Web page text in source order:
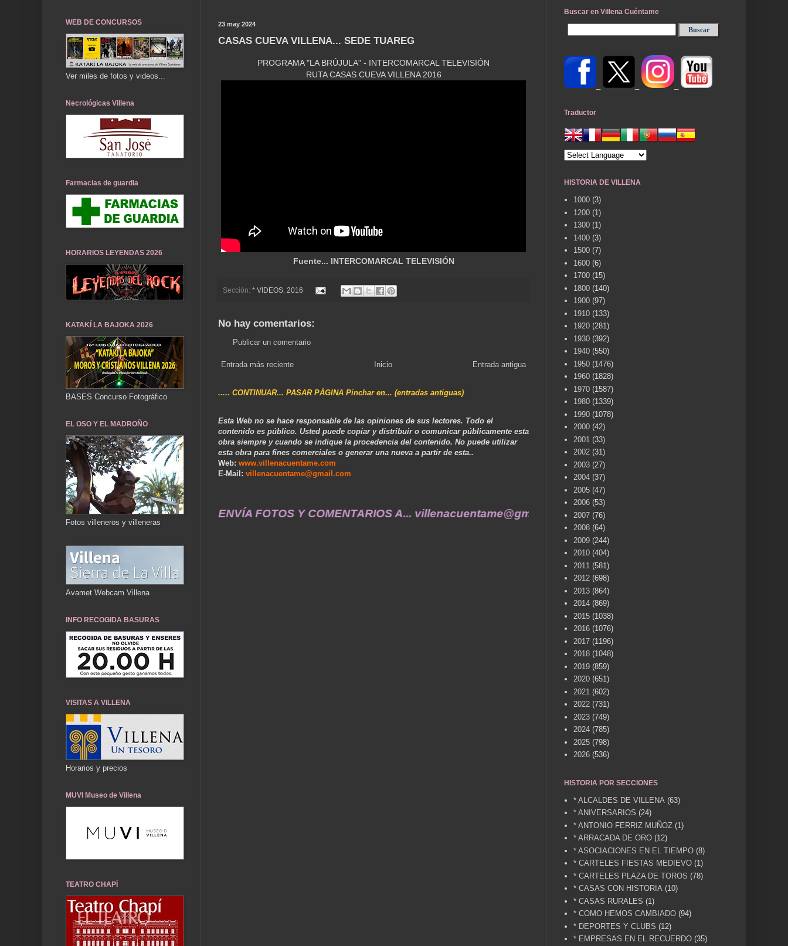
23 may 2024
CASAS CUEVA VILLENA... SEDE TUAREG
PROGRAMA "LA BRÚJULA" - INTERCOMARCAL TELEVISIÓN
RUTA CASAS CUEVA VILLENA 2016
Fuente... INTERCOMARCAL TELEVISIÓN
Sección: * VIDEOS 2016
No hay comentarios:
Publicar un comentario
Entrada más reciente Entrada antigua
Inicio
..... CONTINUAR... PASAR PÁGINA Pinchar en... (entradas antiguas)
Esta Web no se hace responsable de las opiniones de sus lectores. Todo el
contenido es público. Usted puede copiar y distribuir o comunicar públicamente esta
obra siempre y cuando se indique la procedencia del contenido. No puede utilizar
esta obra para fines comerciales o generar una nueva a partir de esta..
Web: www.villenacuentame.com
E-Mail: villenacuentame@gmail.com
DE NUESTRA CIUDAD... ENVÍA FOTOS Y COMENTARIOS A... villenacuentame@gmail.com .... COMPARTIMOS GRATIS CON TOD@S
WEB DE CONCURSOS
Ver miles de fotos y videos...
Necrológicas Villena
Farmacias de guardia
HORARIOS LEYENDAS 2026
KATAKÍ LA BAJOKA 2026
BASES Concurso Fotográfico
EL OSO Y EL MADROÑO
Fotos villeneros y villeneras
Avamet Webcam Villena
INFO RECOGIDA BASURAS
VISITAS A VILLENA
Horarios y precios
MUVI Museo de Villena
TEATRO CHAPÍ
Buscar en Villena Cuéntame
Traductor
HISTORIA DE VILLENA
1000 (3)
1200 (1)
1300 (1)
1400 (3)
1500 (7)
1600 (6)
1700 (15)
1800 (140)
1900 (97)
1910 (133)
1920 (281)
1930 (392)
1940 (550)
1950 (1476)
1960 (1828)
1970 (1587)
1980 (1339)
1990 (1078)
2000 (42)
2001 (33)
2002 (31)
2003 (27)
2004 (37)
2005 (47)
2006 (53)
2007 (76)
2008 (64)
2009 (244)
2010 (404)
2011 (581)
2012 (698)
2013 (864)
2014 (869)
2015 (1038)
2016 (1076)
2017 (1196)
2018 (1048)
2019 (859)
2020 (651)
2021 (602)
2022 (731)
2023 (749)
2024 (785)
2025 (798)
2026 (536)
HISTORIA POR SECCIONES
* ALCALDES DE VILLENA (63)
* ANIVERSARIOS (24)
* ANTONIO FERRIZ MUÑOZ (1)
* ARRACADA DE ORO (12)
* ASOCIACIONES EN EL TIEMPO (8)
* CARTELES FIESTAS MEDIEVO (1)
* CARTELES PLAZA DE TOROS (78)
* CASAS CON HISTORIA (10)
* CASAS RURALES (1)
* COMO HEMOS CAMBIADO (94)
* DEPORTES Y CLUBS (12)
* EMPRESAS EN EL RECUERDO (35)